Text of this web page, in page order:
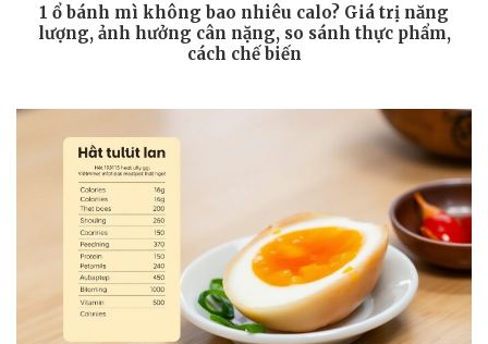
1 ổ bánh mì không bao nhiêu calo? Giá trị năng
lượng, ảnh hưởng cân nặng, so sánh thực phẩm,
cách chế biến